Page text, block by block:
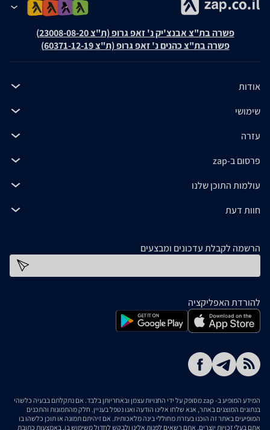
פשרה בת"צ אבנצ'יק נ' זאפ גרופ (ת"צ 23008-08-20)
פשרה בת"צ כהנים נ' זאפ גרופ (ת"צ 60371-12-19)
אודות
שימושי
עזרה
פרסום ב-zap
עולמות התוכן שלנו
חוות דעת
הרשמה לקבלת עדכונים ומבצעים
להורדת האפליקציה
המידע המופיע ב- zap מסופק על ידי החנויות עצמן ובאחריותן בלבד. אם נתקלתם בבעיה כלשהי
בנתונים המוצגים באתר, אנא שלחו אלינו הודעה ואנו נטפל בעניין. חלק מהתמונות והתכנים
המופיעים באתר זה הוכנו בעזרת מחוללי בינה מלאכותית. אם זיהיתם תמונה או תוכן כלשהו בו
אתם בעלי זכויות יוצרים, אתם רשאים לפנות אלינו ולבקש לחדול משימוש בו, באמצעות כתובת